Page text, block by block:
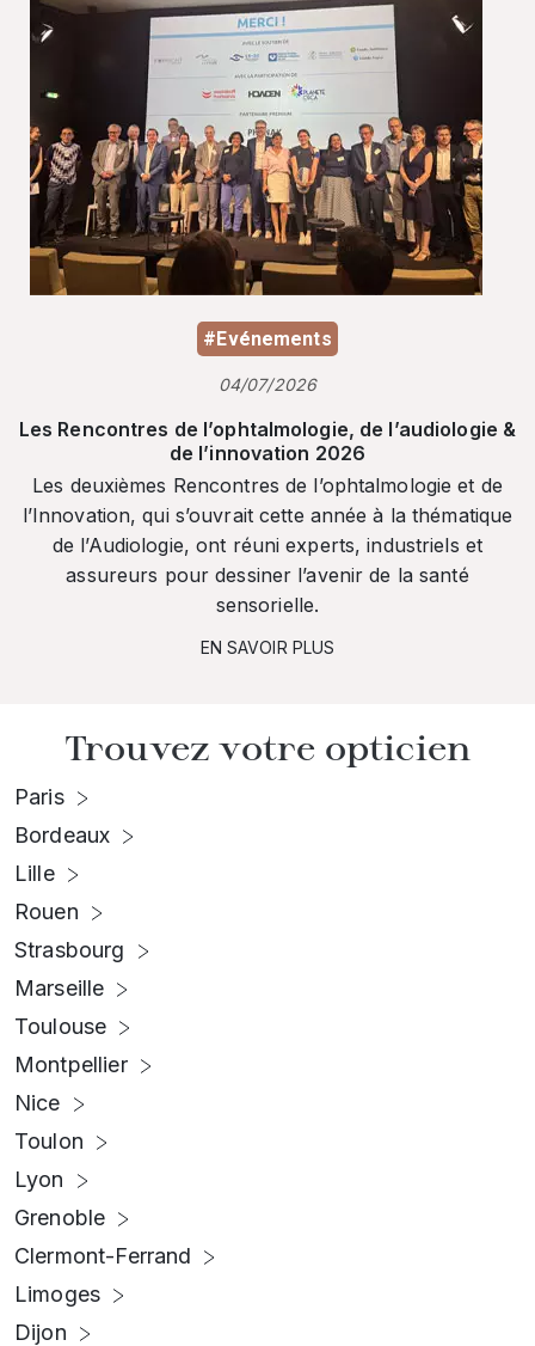
#Evénements
04/07/2026
Les Rencontres de l’ophtalmologie, de l’audiologie &
de l’innovation 2026
Les deuxièmes Rencontres de l’ophtalmologie et de
l’Innovation, qui s’ouvrait cette année à la thématique
de l’Audiologie, ont réuni experts, industriels et
assureurs pour dessiner l’avenir de la santé
sensorielle.
EN SAVOIR PLUS
Trouvez votre opticien
Paris
Bordeaux
Lille
Rouen
Strasbourg
Marseille
Toulouse
Montpellier
Nice
Toulon
Lyon
Grenoble
Clermont-Ferrand
Limoges
Dijon